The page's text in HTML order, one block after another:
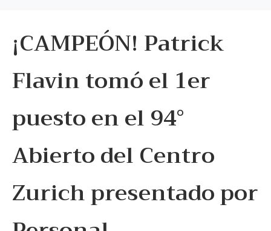
¡CAMPEÓN! Patrick
Flavin tomó el 1er
puesto en el 94°
Abierto del Centro
Zurich presentado por